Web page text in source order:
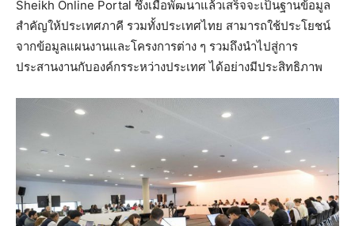
Sheikh Online Portal ซึ่งเมื่อพัฒนาแล้วเสร็จจะเป็นฐานข้อมูล
สำคัญให้ประเทศภาคี รวมทั้งประเทศไทย สามารถใช้ประโยชน์
จากข้อมูลแผนงานและโครงการต่าง ๆ รวมถึงนำไปสู่การ
ประสานงานกับองค์กรระหว่างประเทศ ได้อย่างมีประสิทธิภาพ